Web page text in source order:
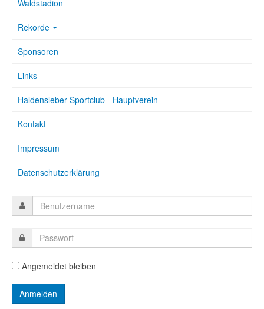
Waldstadion
Rekorde
Sponsoren
Links
Haldensleber Sportclub - Hauptverein
Kontakt
Impressum
Datenschutzerklärung
Angemeldet bleiben